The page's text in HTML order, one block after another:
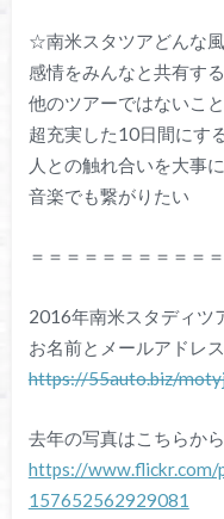
☆南米スタツアどんな
感情をみんなと共有する
他のツアーではないこ
超充実した10日間にす
人との触れ合いを大事
音楽でも繋がりたい
＝＝＝＝＝＝＝＝＝＝
2016年南米スタディツ
お名前とメールアドレ
https://55auto.biz/
去年の写真はこちらか
https://
157652562929081